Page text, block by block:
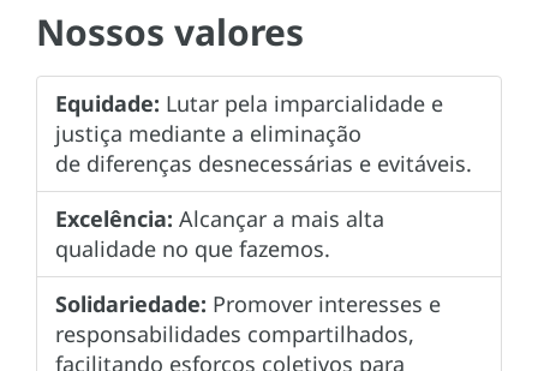
Nossos valores
Equidade: Lutar pela imparcialidade e
justiça mediante a eliminação
de diferenças desnecessárias e evitáveis.
Excelência: Alcançar a mais alta
qualidade no que fazemos.
Solidariedade: Promover interesses e
responsabilidades compartilhados,
facilitando esforços coletivos para